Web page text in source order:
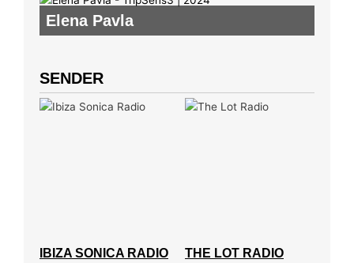
Elena Pavla
SENDER
IBIZA SONICA RADIO THE LOT RADIO